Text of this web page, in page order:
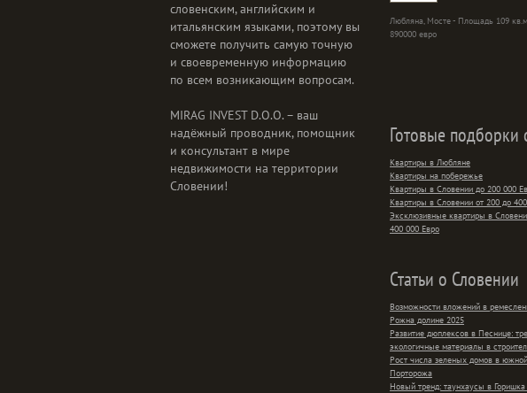
словенским, английским и
итальянским языками, поэтому вы
сможете получить самую точную
и своевременную информацию
по всем возникающим вопросам.
MIRAG INVEST D.O.O. – ваш
надёжный проводник, помощник
и консультант в мире
недвижимости на территории
Словении!
Любляна, Мосте - Площадь 109
890000 евро
Готовые
Квартиры в Любляне
Квартиры на побережье
Квартиры в Словении до 200 000
Квартиры в Словении от 200 до
Эксклюзивные квартиры в
400 000 Евро
Статьи о Словении
Возможности вложений в
Рожна долине 2025
Развитие дюплексов в Песнице:
экологичные материалы в
Рост числа зеленых домов в
Порторожа
Новый тренд: таунхаусы в